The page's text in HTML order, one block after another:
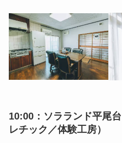
10:00：ソラランド平尾
レチック／体験工房）